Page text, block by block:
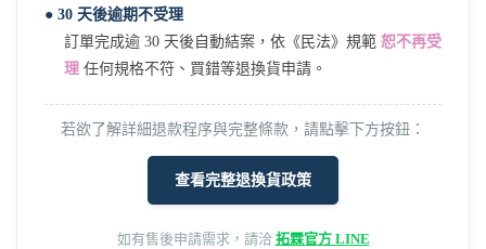
● 30 天後逾期不受理
訂單完成逾 30 天後自動結案，依《民法》規範 恕不再受
理 任何規格不符、買錯等退換貨申請。
若欲了解詳細退款程序與完整條款，請點擊下方按鈕：
查看完整退換貨政策
如有售後申請需求，請洽 拓霖官方 LINE